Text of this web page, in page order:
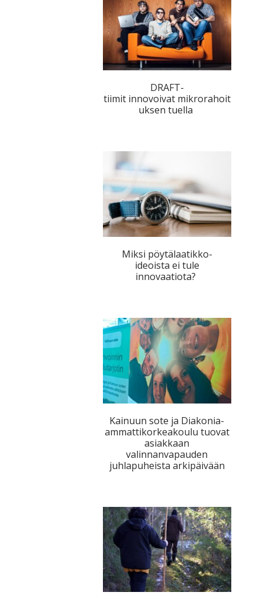
DRAFT-
tiimit innovoivat mikrorahoit
uksen tuella
Miksi pöytälaatikko-
ideoista ei tule
innovaatiota?
Kainuun sote ja Diakonia-
ammattikorkeakoulu tuovat
asiakkaan
valinnanvapauden
juhlapuheista arkipäivään